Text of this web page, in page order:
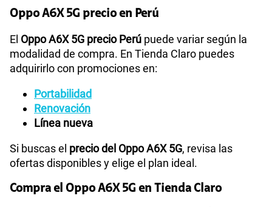
Oppo A6X 5G precio en Perú
El Oppo A6X 5G precio Perú puede variar según la
modalidad de compra. En Tienda Claro puedes
adquirirlo con promociones en:
Portabilidad
Renovación
Línea nueva
Si buscas el precio del Oppo A6X 5G, revisa las
ofertas disponibles y elige el plan ideal.
Compra el Oppo A6X 5G en Tienda Claro